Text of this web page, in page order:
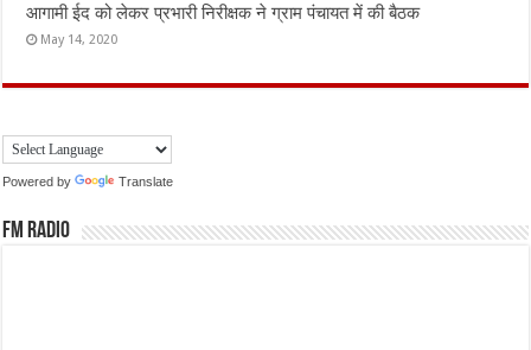
आगामी ईद को लेकर प्रभारी निरीक्षक ने ग्राम पंचायत में की बैठक
May 14, 2020
Powered by Translate
FM Radio